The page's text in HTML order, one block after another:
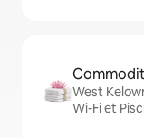
West
Wi-Fi et